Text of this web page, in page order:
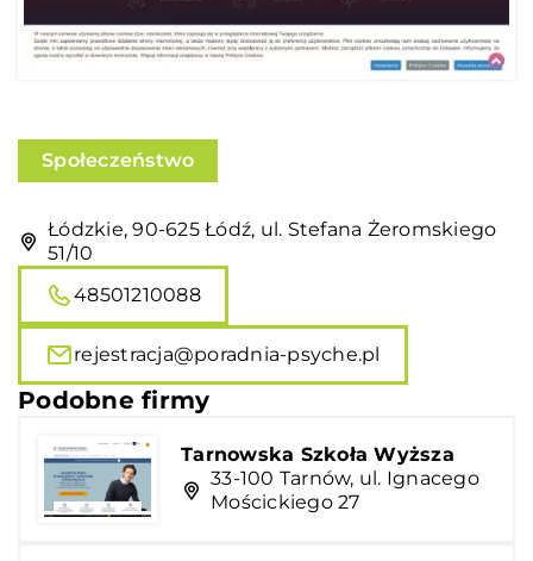
Społeczeństwo
Łódzkie, 90-625 Łódź, ul. Stefana Żeromskiego
51/10
48501210088
rejestracja@poradnia-psyche.pl
Podobne firmy
Tarnowska Szkoła Wyższa
33-100 Tarnów, ul. Ignacego
Mościckiego 27